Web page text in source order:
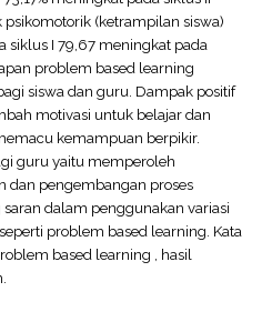
psikomotorik (ketrampilan siswa)
siklus I 79,67 meningkat pada
problem based learning
siswa dan guru. Dampak positif
motivasi untuk belajar dan
kemampuan berpikir.
guru yaitu memperoleh
dan pengembangan proses
dalam penggunakan variasi
problem based learning. Kata
based learning , hasil